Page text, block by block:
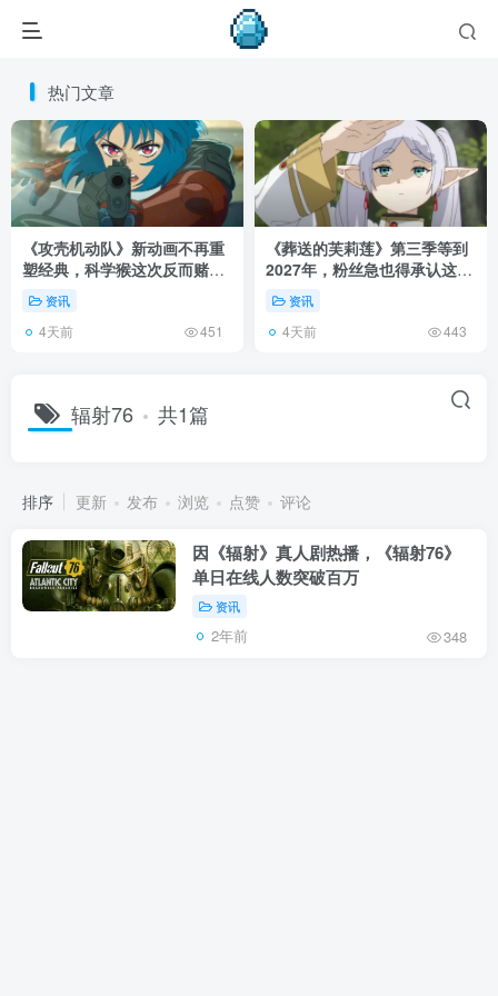
热门文章
《攻壳机动队》新动画不再重
塑经典，科学猴这次反而赌对
了！资讯
4天前 451
《葬送的芙莉莲》第三季等到
2027年，粉丝急也得承认这次
慢得有道理！
资讯
4天前 443
辐射76 共1篇
排序 更新 发布 浏览 点赞 评论
因《辐射》真人剧热播，《辐射76》
单日在线人数突破百万
资讯
2年前 348